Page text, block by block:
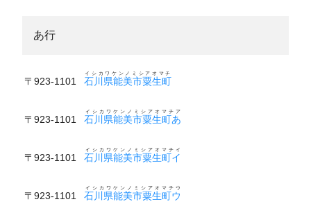
あ行
〒923-1101 石川県能美市粟生町
イシカワケンノミシアオマチ
〒923-1101 石川県能美市粟生町あ
イシカワケンノミシアオマチア
〒923-1101 石川県能美市粟生町イ
イシカワケンノミシアオマチイ
〒923-1101 石川県能美市粟生町ウ
イシカワケンノミシアオマチウ